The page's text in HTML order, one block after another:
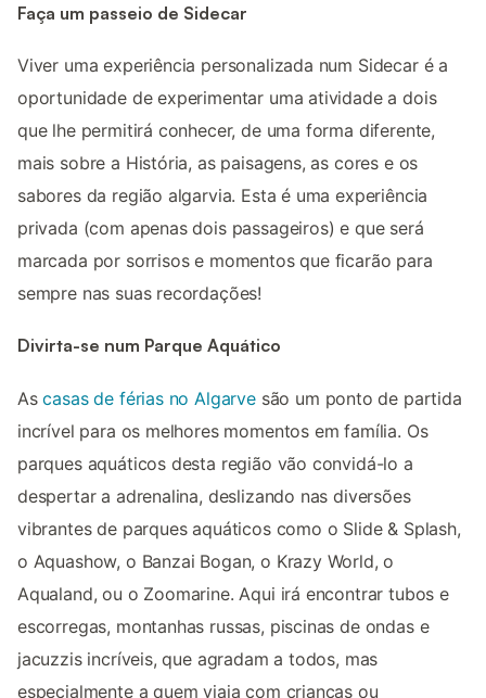
Faça um passeio de Sidecar
Viver uma experiência personalizada num Sidecar é a
oportunidade de experimentar uma atividade a dois
que lhe permitirá conhecer, de uma forma diferente,
mais sobre a História, as paisagens, as cores e os
sabores da região algarvia. Esta é uma experiência
privada (com apenas dois passageiros) e que será
marcada por sorrisos e momentos que ficarão para
sempre nas suas recordações!
Divirta-se num Parque Aquático
Ascasas de férias no Algarvesão um ponto de partida
incrível para os melhores momentos em família. Os
parques aquáticos desta região vão convidá-lo a
despertar a adrenalina, deslizando nas diversões
vibrantes de parques aquáticos como o Slide & Splash,
o Aquashow, o Banzai Bogan, o Krazy World, o
Aqualand, ou o Zoomarine. Aqui irá encontrar tubos e
escorregas, montanhas russas, piscinas de ondas e
jacuzzis incríveis, que agradam a todos, mas
especialmente a quem viaja com crianças ou